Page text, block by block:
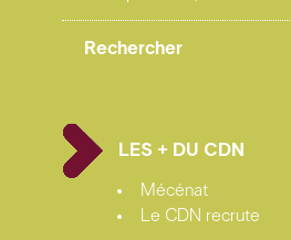
LES + DU CDN
Mécénat
Le CDN recrute